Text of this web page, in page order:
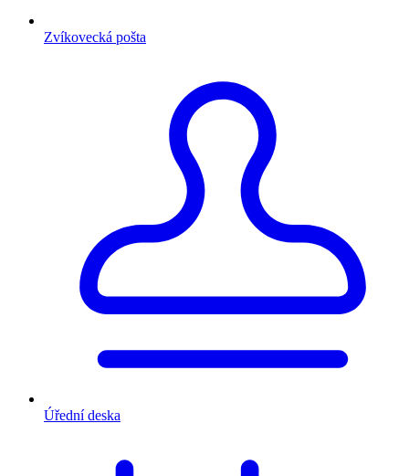
Zvíkovecká pošta
Úřední deska